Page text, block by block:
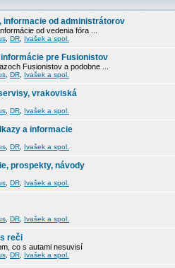
informacie od administrátorov
od vedenia fóra ...
DR Ivašek a spol.
pre Fusionistov
Fusionistov a podobne ...
DR Ivašek a spol.
vrakoviská
DR Ivašek a spol.
a informacie
DR Ivašek a spol.
prospekty, návody
DR Ivašek a spol.
DR Ivašek a spol.
reči
co s autami nesuvisí
DR Ivašek a spol.